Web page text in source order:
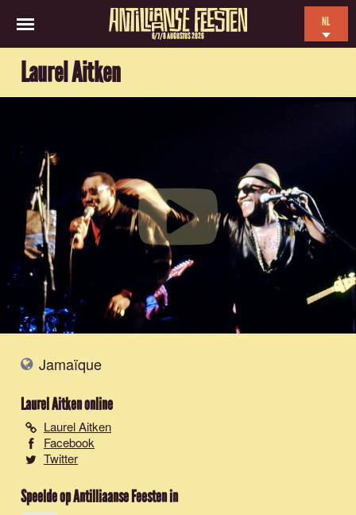
6/7/8 AUGUSTUS 2026
NL
Laurel Aitken
Jamaïque
Laurel Aitkenonline
Laurel Aitken
Facebook
Twitter
Speelde op Antilliaanse Feesten in